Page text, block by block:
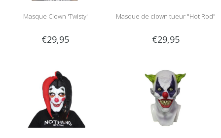
Masque Clown 'Twisty'
€29,95
Masque de clown tueur "Hot Rod"
€29,95